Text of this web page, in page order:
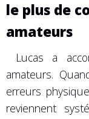
le plus de
amateurs
Lucas a
amateurs.
erreurs
reviennent